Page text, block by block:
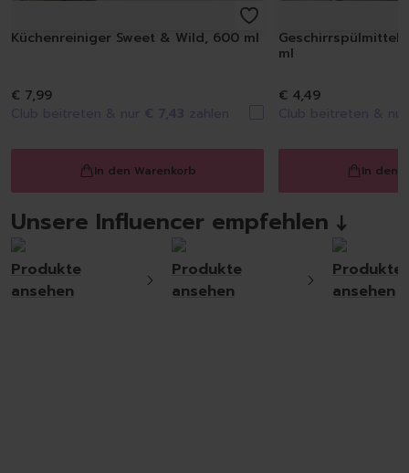
Küchenreiniger Sweet & Wild, 600 ml
€ 7,99
In den Warenkorb
Geschirrspülmittel
ml
€ 4,49
In den
Unsere Influencer empfehlen ↓
Produkte
ansehen
Produkte
ansehen
Produkte
ansehen